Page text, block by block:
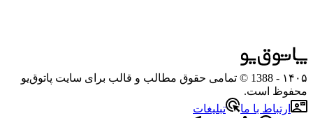
۱۴۰۵
- 1388 © تمامی حقوق مطالب و قالب برای سایت پاتوق‌یو
محفوظ است.
ارتباط با ما
تبلیغات